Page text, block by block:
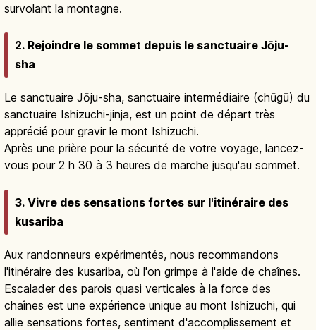
survolant la montagne.
2. Rejoindre le sommet depuis le sanctuaire Jōju-
sha
Le sanctuaire Jōju-sha, sanctuaire intermédiaire (chūgū) du
sanctuaire Ishizuchi-jinja, est un point de départ très
apprécié pour gravir le mont Ishizuchi.
Après une prière pour la sécurité de votre voyage, lancez-
vous pour 2 h 30 à 3 heures de marche jusqu'au sommet.
3. Vivre des sensations fortes sur l'itinéraire des
kusariba
Aux randonneurs expérimentés, nous recommandons
l'itinéraire des kusariba, où l'on grimpe à l'aide de chaînes.
Escalader des parois quasi verticales à la force des
chaînes est une expérience unique au mont Ishizuchi, qui
allie sensations fortes, sentiment d'accomplissement et